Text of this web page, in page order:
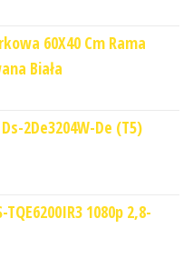
60X40 Cm Rama
Biała
2De3204W-De (T5)
TQE6200IR3 1080p 2,8-